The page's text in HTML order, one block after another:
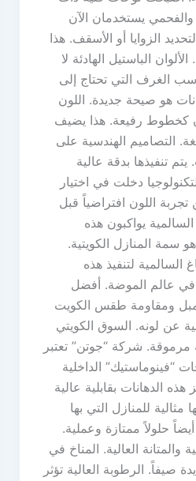
يستخدمان الآن
الزوايا أو الأسقف. هذا
الألوان الباستيل الهادئة لا
الغرف التي تحتاج إلى
هو صيحة جديدة. اللون
كخطوط رفيعة. هذا يضيف
التصاميم الهندسية على
تنفيذها بدقة عالية
دخلت في اختيار
تجربة اللون افتراضياً قبل
يواكبون هذه
سمة المنازل الكويتية.
السالمية لتنفيذ هذه
في عالم الموضة. أفضل
ومقاومة طقس الكويت
عن لونه. السوق الكويتي
مرموقة. شركة “جوتن” تعتبر
“فينوماستيك” الداخلية
هذه الدهانات بقابلية عالية
للمنازل التي بها
حلولاً ممتازة وعملية.
والمتانة العالية. المناخ في
صيفاً. الرطوبة العالية تؤثر